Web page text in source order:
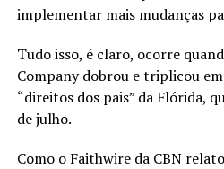
implementar mais mudanças
Tudo isso, é claro, ocorre
Company dobrou e triplicou
“direitos dos pais” da Flórida,
de julho.
Como o Faithwire da CBN